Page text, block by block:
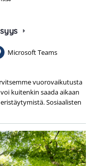
Microsoft Teams
vuorovaikutusta
kuitenkin saada aikaan
Sosiaalisten